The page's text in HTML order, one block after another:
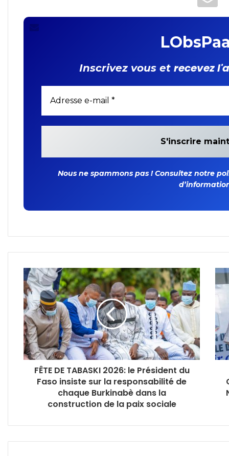
Inscrivez vous et recevez
Nous ne spammons pas ! Consultez notre
FÊTE DE TABASKI 2026: le Président du
Faso insiste sur la responsabilité de
chaque Burkinabè dans la
construction de la paix sociale